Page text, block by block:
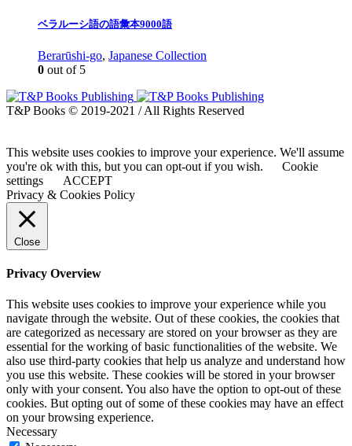
ベラルーシ語の語彙本9000語
Berarūshi-go, Japanese Collection
0 out of 5
T&P Books © 2019-2021 / All Rights Reserved
This website uses cookies to improve your experience. We'll assume
you're ok with this, but you can opt-out if you wish.
Cookie
settings
ACCEPT
Privacy & Cookies Policy
Close
Privacy Overview
This website uses cookies to improve your experience while you
navigate through the website. Out of these cookies, the cookies that
are categorized as necessary are stored on your browser as they are
essential for the working of basic functionalities of the website. We
also use third-party cookies that help us analyze and understand how
you use this website. These cookies will be stored in your browser
only with your consent. You also have the option to opt-out of these
cookies. But opting out of some of these cookies may have an effect
on your browsing experience.
Necessary